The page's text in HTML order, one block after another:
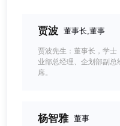
贾波 董事长,董事
贾波先生：董事长，学
业部总经理、企划部副
席。
杨智雅 董事